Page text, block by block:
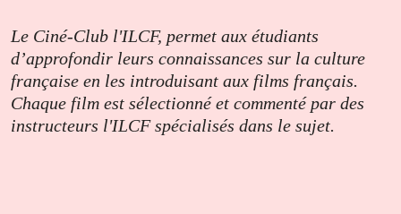
Le Ciné-Club l'ILCF, permet aux étudiants
d’approfondir leurs connaissances sur la culture
française en les introduisant aux films français.
Chaque film est sélectionné et commenté par des
instructeurs l'ILCF spécialisés dans le sujet.